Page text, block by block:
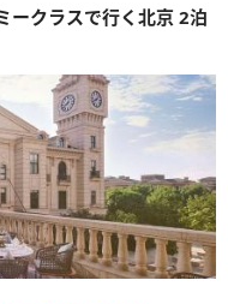
ークラスで行く北京 2泊